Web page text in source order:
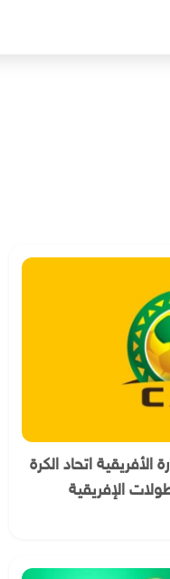
الأفريقية اتحاد الكرة
الإفريقية